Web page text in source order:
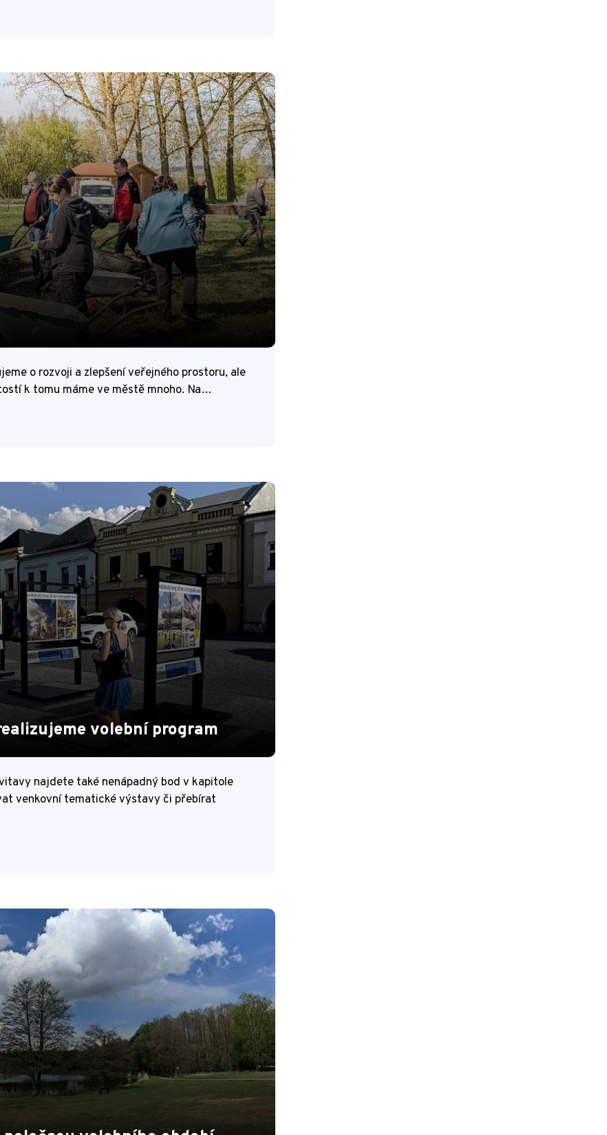
o rozvoji a zlepšení veřejného prostoru, ale
k tomu máme ve městě mnoho. Na…
volební program
najdete také nenápadný bod v kapitole
venkovní tematické výstavy či přebírat